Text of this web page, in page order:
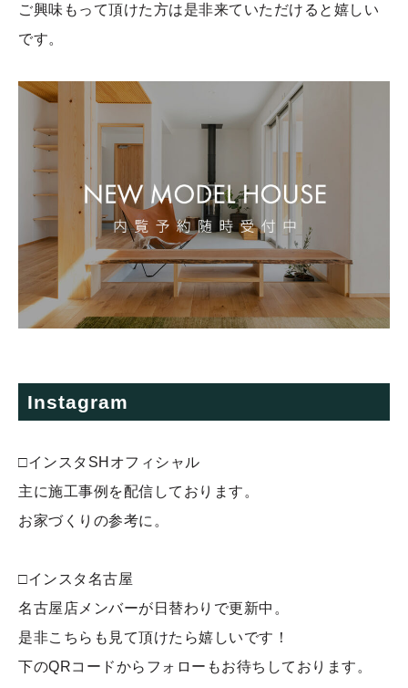
ご興味もって頂けた方は是非来ていただけると嬉しい
です。
Instagram
□インスタSHオフィシャル
主に施工事例を配信しております。
お家づくりの参考に。
□インスタ名古屋
名古屋店メンバーが日替わりで更新中。
是非こちらも見て頂けたら嬉しいです！
下のQRコードからフォローもお待ちしております。